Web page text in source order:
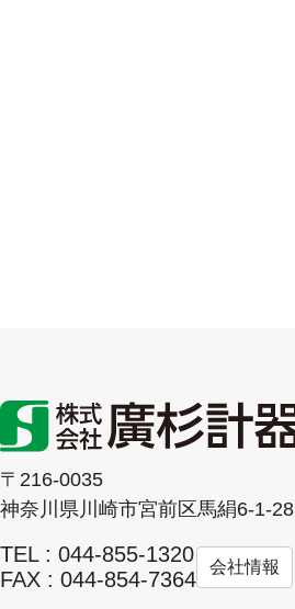
〒216-0035
神奈川県川崎市宮前区馬絹6-1-28
TEL : 044-855-1320
FAX : 044-854-7364
会社情報